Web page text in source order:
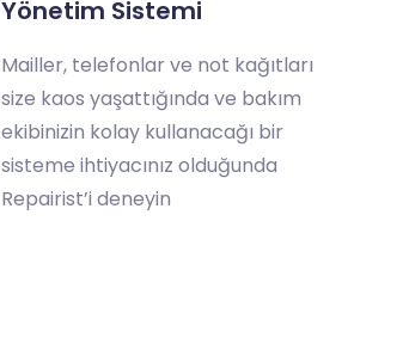
Yönetim Sistemi
Mailler, telefonlar ve not kağıtları
size kaos yaşattığında ve bakım
ekibinizin kolay kullanacağı bir
sisteme ihtiyacınız olduğunda
Repairist’i deneyin